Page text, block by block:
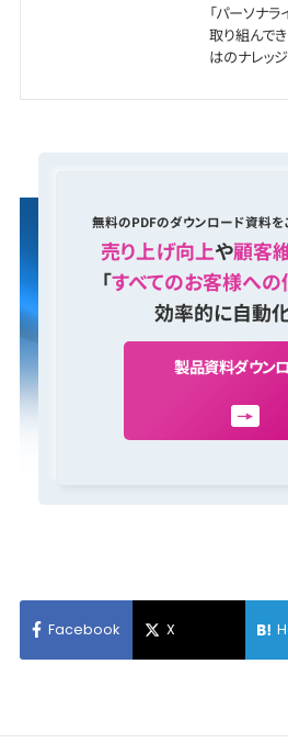
「パーソナラ
取り組んで
はのナレッ
無料のPDFのダウンロード資料を
売り上げ向上や顧客
「すべてのお客様へ
効率的に自動化
製品資料ダウンロ
Facebook X